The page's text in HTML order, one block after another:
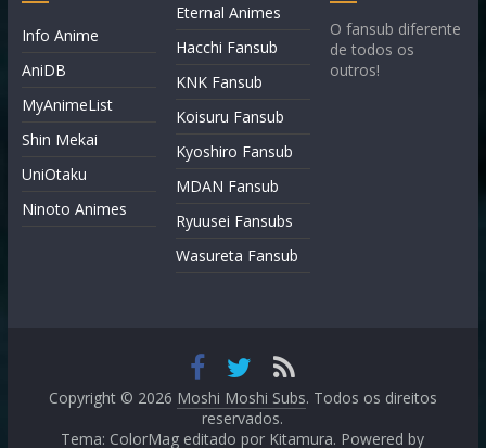
Info Anime
AniDB
MyAnimeList
Shin Mekai
UniOtaku
Ninoto Animes
Eternal Animes
Hacchi Fansub
KNK Fansub
Koisuru Fansub
Kyoshiro Fansub
MDAN Fansub
Ryuusei Fansubs
Wasureta Fansub
O fansub diferente
de todos os
outros!
Copyright © 2026 Moshi Moshi Subs. Todos os direitos
reservados.
Tema: ColorMag editado por Kitamura. Powered by